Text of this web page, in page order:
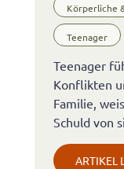
Körperliche
Teenager
Teenager
Konflikten
Familie,
Schuld von
ARTIKEL